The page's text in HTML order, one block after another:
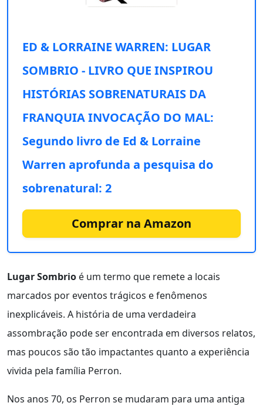
ED & LORRAINE WARREN: LUGAR
SOMBRIO - LIVRO QUE INSPIROU
HISTÓRIAS SOBRENATURAIS DA
FRANQUIA INVOCAÇÃO DO MAL:
Segundo livro de Ed & Lorraine
Warren aprofunda a pesquisa do
sobrenatural: 2
Comprar na Amazon
Lugar Sombrio é um termo que remete a locais
marcados por eventos trágicos e fenômenos
inexplicáveis. A história de uma verdadeira
assombração pode ser encontrada em diversos relatos,
mas poucos são tão impactantes quanto a experiência
vivida pela família Perron.
Nos anos 70, os Perron se mudaram para uma antiga